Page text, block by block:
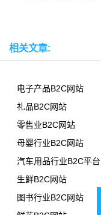
相关文章:
电子产品B2C网站
礼品B2C网站
零售业B2C网站
母婴行业B2C网站
汽车用品行业B2C平台
生鲜B2C网站
图书行业B2C网站